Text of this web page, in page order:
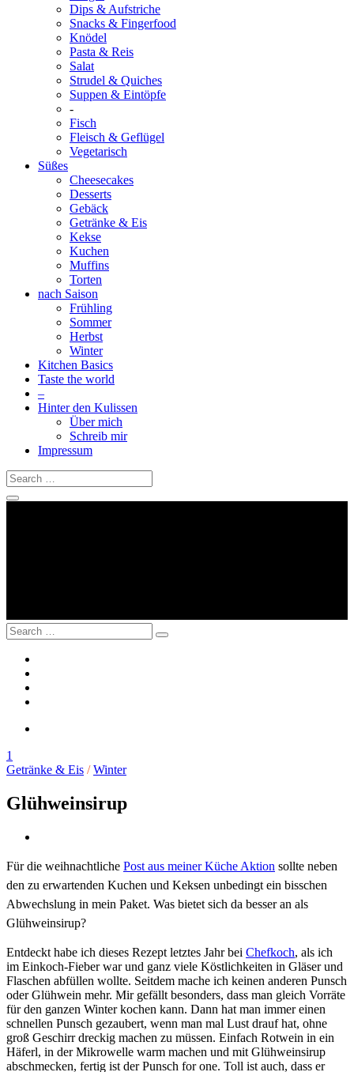
Dips & Aufstriche
Snacks & Fingerfood
Knödel
Pasta & Reis
Salat
Strudel & Quiches
Suppen & Eintöpfe
-
Fisch
Fleisch & Geflügel
Vegetarisch
Süßes
Cheesecakes
Desserts
Gebäck
Getränke & Eis
Kekse
Kuchen
Muffins
Torten
nach Saison
Frühling
Sommer
Herbst
Winter
Kitchen Basics
Taste the world
–
Hinter den Kulissen
Über mich
Schreib mir
Impressum
1
Getränke & Eis /Winter
Glühweinsirup
Für die weihnachtliche Post aus meiner Küche Aktion sollte neben
den zu erwartenden Kuchen und Keksen unbedingt ein bisschen
Abwechslung in mein Paket. Was bietet sich da besser an als
Glühweinsirup?
Entdeckt habe ich dieses Rezept letztes Jahr bei Chefkoch, als ich
im Einkoch-Fieber war und ganz viele Köstlichkeiten in Gläser und
Flaschen abfüllen wollte. Seitdem mache ich keinen anderen Punsch
oder Glühwein mehr. Mir gefällt besonders, dass man gleich Vorräte
für den ganzen Winter kochen kann. Dann hat man immer einen
schnellen Punsch gezaubert, wenn man mal Lust drauf hat, ohne
groß Geschirr dreckig machen zu müssen. Einfach Rotwein in ein
Häferl, in der Mikrowelle warm machen und mit Glühweinsirup
abschmecken, fertig ist der Punsch for one. Toll ist auch, dass er